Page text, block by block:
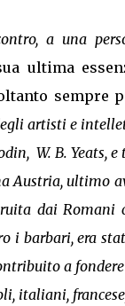
a una
ultima
artisti e
W. B. Yeats,
Austria,
dai Romani
i barbari, era
a fondere
italiani,